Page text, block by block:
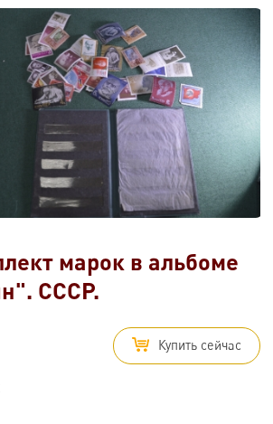
марок в альбоме
СССР.
Купить сейчас